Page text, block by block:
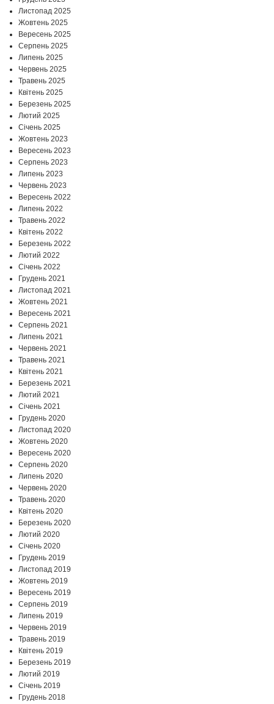
Листопад 2025
Жовтень 2025
Вересень 2025
Серпень 2025
Липень 2025
Червень 2025
Травень 2025
Квітень 2025
Березень 2025
Лютий 2025
Січень 2025
Жовтень 2023
Вересень 2023
Серпень 2023
Липень 2023
Червень 2023
Вересень 2022
Липень 2022
Травень 2022
Квітень 2022
Березень 2022
Лютий 2022
Січень 2022
Грудень 2021
Листопад 2021
Жовтень 2021
Вересень 2021
Серпень 2021
Липень 2021
Червень 2021
Травень 2021
Квітень 2021
Березень 2021
Лютий 2021
Січень 2021
Грудень 2020
Листопад 2020
Жовтень 2020
Вересень 2020
Серпень 2020
Липень 2020
Червень 2020
Травень 2020
Квітень 2020
Березень 2020
Лютий 2020
Січень 2020
Грудень 2019
Листопад 2019
Жовтень 2019
Вересень 2019
Серпень 2019
Липень 2019
Червень 2019
Травень 2019
Квітень 2019
Березень 2019
Лютий 2019
Січень 2019
Грудень 2018